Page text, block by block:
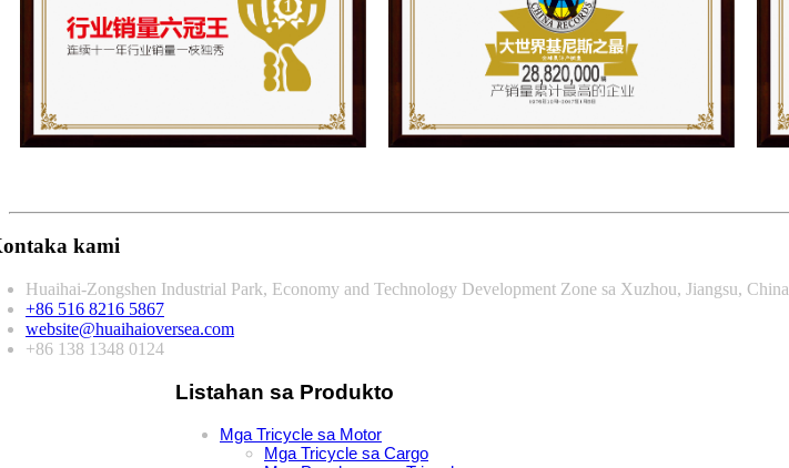
kami
Huaihai-Zongshen Industrial Park, Economy and Technology Development Zone sa Xuzhou, Jiangsu, China
+86 516 8216 5867
website@huaihaioversea.com
+86 138 1348 0124
Listahan sa Produkto
Mga Tricycle sa Motor
Mga Tricycle sa Cargo